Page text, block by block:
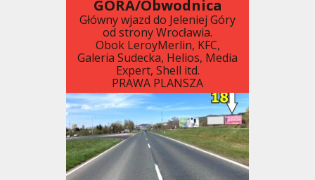
GÓRA/Obwodnica
Główny wjazd do Jeleniej Góry
od strony Wrocławia.
Obok LeroyMerlin, KFC,
Galeria Sudecka, Helios, Media
Expert, Shell itd.
PRAWA PLANSZA